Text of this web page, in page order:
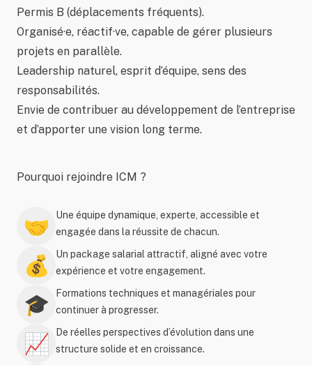
Permis B (déplacements fréquents).
Organisé·e, réactif·ve, capable de gérer plusieurs
projets en parallèle.
Leadership naturel, esprit d’équipe, sens des
responsabilités.
Envie de contribuer au développement de l’entreprise
et d’apporter une vision long terme.
Pourquoi rejoindre ICM ?
🤝
Une équipe dynamique, experte, accessible et
engagée dans la réussite de chacun.
💰
Un package salarial attractif, aligné avec votre
expérience et votre engagement.
🎓
Formations techniques et managériales pour
continuer à progresser.
📈
De réelles perspectives d’évolution dans une
structure solide et en croissance.